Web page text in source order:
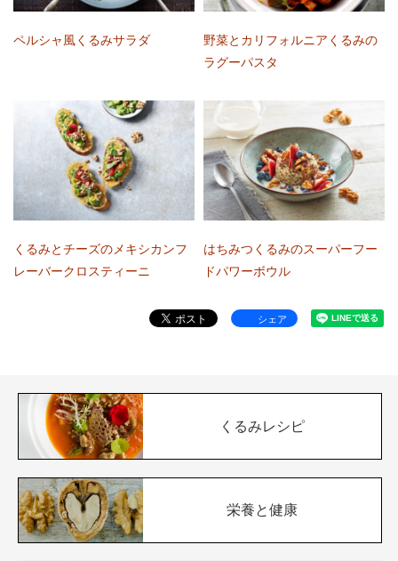
ペルシャ風くるみサラダ
野菜とカリフォルニアくるみの
ラグーパスタ
くるみとチーズのメキシカンフ
レーバークロスティーニ
はちみつくるみのスーパーフー
ドパワーボウル
シェア
くるみレシピ
栄養と健康